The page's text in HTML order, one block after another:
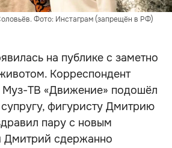
Фото: Инстаграм (запрещён в РФ)
на публике с заметно
Корреспондент
Муз-ТВ «Движение» подошёл
фигуристу Дмитрию
пару с новым
Дмитрий сдержанно